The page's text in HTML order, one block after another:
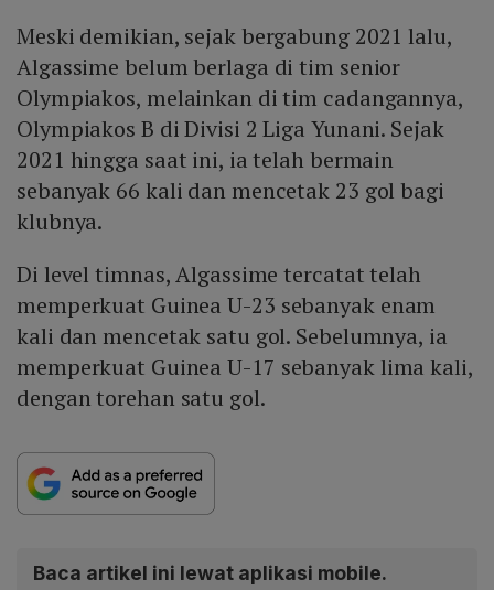
Meski demikian, sejak bergabung 2021 lalu,
Algassime belum berlaga di tim senior
Olympiakos, melainkan di tim cadangannya,
Olympiakos B di Divisi 2 Liga Yunani. Sejak
2021 hingga saat ini, ia telah bermain
sebanyak 66 kali dan mencetak 23 gol bagi
klubnya.
Di level timnas, Algassime tercatat telah
memperkuat Guinea U-23 sebanyak enam
kali dan mencetak satu gol. Sebelumnya, ia
memperkuat Guinea U-17 sebanyak lima kali,
dengan torehan satu gol.
Baca artikel ini lewat aplikasi mobile.